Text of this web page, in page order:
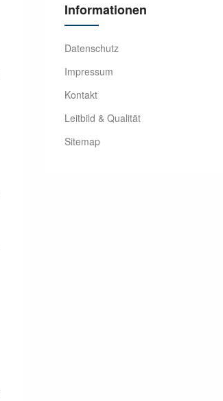
Informationen
Datenschutz
Impressum
Kontakt
Leitbild & Qualität
Sitemap